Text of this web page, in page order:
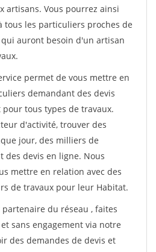
artisans. Vous pourrez ainsi
tous les particuliers proches de
auront besoin d'un artisan
permet de vous mettre en
demandant des devis
tous types de travaux.
d'activité, trouver des
jour, des milliers de
devis en ligne. Nous
mettre en relation avec des
de travaux pour leur Habitat.
partenaire du réseau , faites
sans engagement via notre
des demandes de devis et